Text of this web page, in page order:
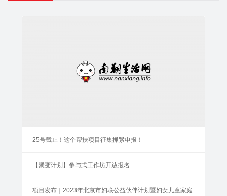
25号截止！这个帮扶项目征集抓紧申报！
【聚变计划】参与式工作坊开放报名
项目发布｜2023年北京市妇联公益伙伴计划暨妇女儿童家庭